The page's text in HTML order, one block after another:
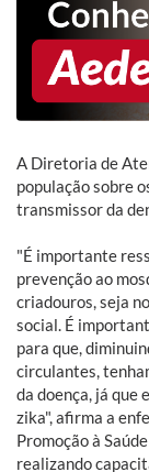
A Diretoria de
população sobre
transmissor da
"É importante
prevenção ao
criadouros, seja
social. É
para que,
circulantes,
da doença, já que
zika", afirma a
Promoção à
realizando